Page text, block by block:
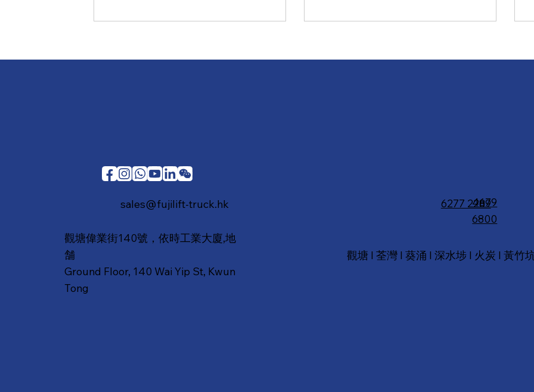
sales@fujilift-truck.hk
觀塘偉業街140號，依時工業大廈,地
舗
Ground Floor, 140 Wai Yip St, Kwun
Tong
6277 2289
觀塘 I 荃灣 I 葵涌 I 深水埗 I 火炭 I 黃竹
4679
6800